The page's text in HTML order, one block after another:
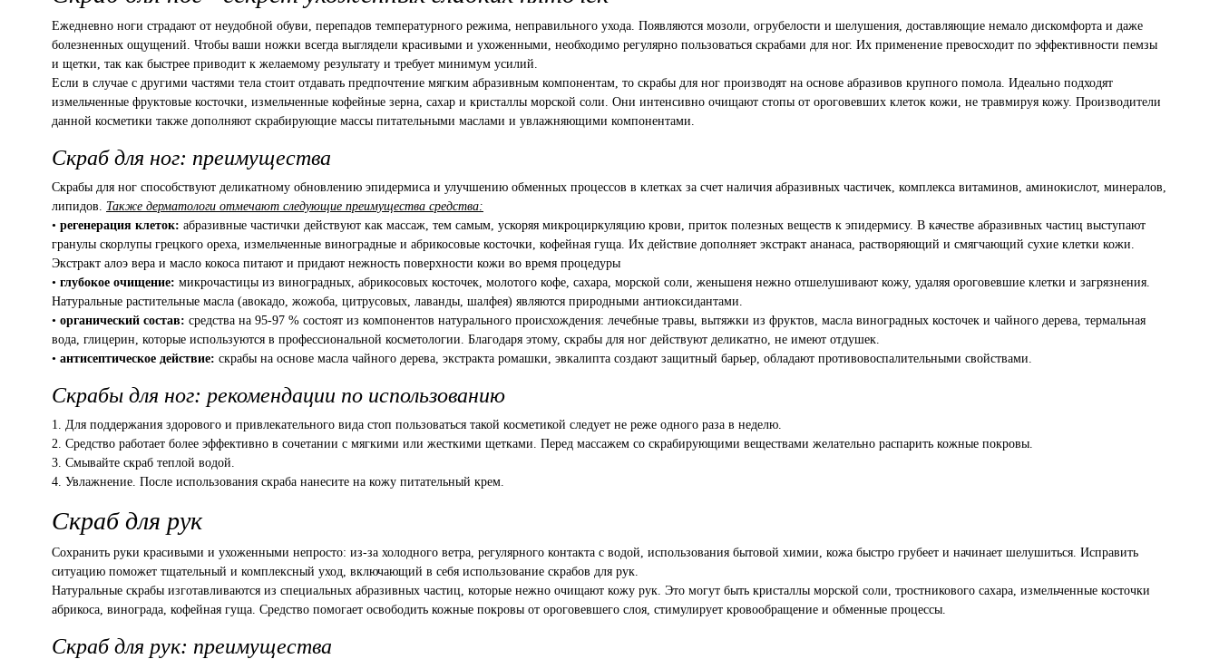
Ежедневно ноги страдают от неудобной обуви, перепадов температурного режима, неправильного ухода. Появляются мозоли, огрубелости и шелушения, доставляющие немало дискомфорта и даже
болезненных ощущений. Чтобы ваши ножки всегда выглядели красивыми и ухоженными, необходимо регулярно пользоваться скрабами для ног. Их применение превосходит по эффективности пемзы
и щетки, так как быстрее приводит к желаемому результату и требует минимум усилий.
Если в случае с другими частями тела стоит отдавать предпочтение мягким абразивным компонентам, то скрабы для ног производят на основе абразивов крупного помола. Идеально подходят
измельченные фруктовые косточки, измельченные кофейные зерна, сахар и кристаллы морской соли. Они интенсивно очищают стопы от ороговевших клеток кожи, не травмируя кожу. Производители
данной косметики также дополняют скрабирующие массы питательными маслами и увлажняющими компонентами.
Скраб для ног: преимущества
Скрабы для ног способствуют деликатному обновлению эпидермиса и улучшению обменных процессов в клетках за счет наличия абразивных частичек, комплекса витаминов, аминокислот, минералов,
липидов. Также дерматологи отмечают следующие преимущества средства:
• регенерация клеток: абразивные частички действуют как массаж, тем самым, ускоряя микроциркуляцию крови, приток полезных веществ к эпидермису. В качестве абразивных частиц выступают
гранулы скорлупы грецкого ореха, измельченные виноградные и абрикосовые косточки, кофейная гуща. Их действие дополняет экстракт ананаса, растворяющий и смягчающий сухие клетки кожи.
Экстракт алоэ вера и масло кокоса питают и придают нежность поверхности кожи во время процедуры
• глубокое очищение: микрочастицы из виноградных, абрикосовых косточек, молотого кофе, сахара, морской соли, женьшеня нежно отшелушивают кожу, удаляя ороговевшие клетки и загрязнения.
Натуральные растительные масла (авокадо, жожоба, цитрусовых, лаванды, шалфея) являются природными антиоксидантами.
• органический состав: средства на 95-97 % состоят из компонентов натурального происхождения: лечебные травы, вытяжки из фруктов, масла виноградных косточек и чайного дерева, термальная
вода, глицерин, которые используются в профессиональной косметологии. Благодаря этому, скрабы для ног действуют деликатно, не имеют отдушек.
• антисептическое действие: скрабы на основе масла чайного дерева, экстракта ромашки, эвкалипта создают защитный барьер, обладают противовоспалительными свойствами.
Скрабы для ног: рекомендации по использованию
1. Для поддержания здорового и привлекательного вида стоп пользоваться такой косметикой следует не реже одного раза в неделю.
2. Средство работает более эффективно в сочетании с мягкими или жесткими щетками. Перед массажем со скрабирующими веществами желательно распарить кожные покровы.
3. Смывайте скраб теплой водой.
4. Увлажнение. После использования скраба нанесите на кожу питательный крем.
Скраб для рук
Сохранить руки красивыми и ухоженными непросто: из-за холодного ветра, регулярного контакта с водой, использования бытовой химии, кожа быстро грубеет и начинает шелушиться. Исправить
ситуацию поможет тщательный и комплексный уход, включающий в себя использование скрабов для рук.
Натуральные скрабы изготавливаются из специальных абразивных частиц, которые нежно очищают кожу рук. Это могут быть кристаллы морской соли, тростникового сахара, измельченные косточки
абрикоса, винограда, кофейная гуща. Средство помогает освободить кожные покровы от ороговевшего слоя, стимулирует кровообращение и обменные процессы.
Скраб для рук: преимущества